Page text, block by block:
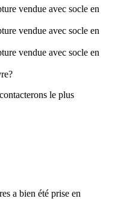
le plus
a bien été prise en